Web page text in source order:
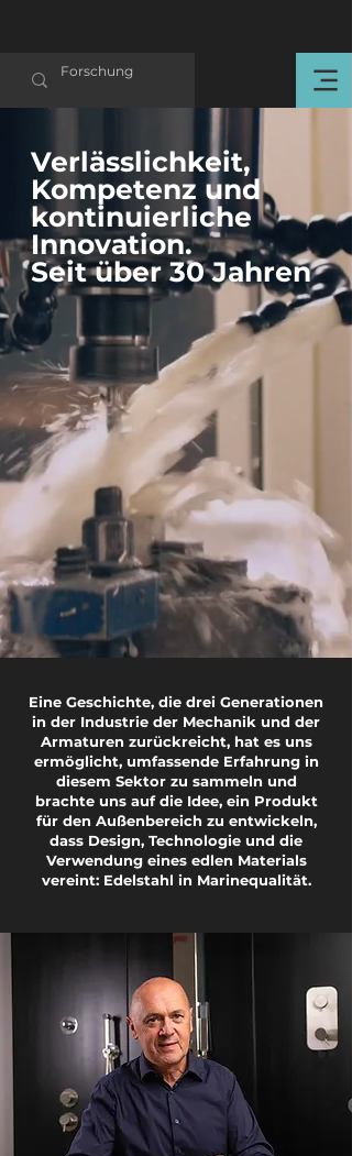
Verlässlichkeit,
Kompetenz und
kontinuierliche
Innovation.
Seit über 30 Jahren
Eine Geschichte, die drei Generationen
in der Industrie der Mechanik und der
Armaturen zurückreicht, hat es uns
ermöglicht, umfassende Erfahrung in
diesem Sektor zu sammeln und
brachte uns auf die Idee, ein Produkt
für den Außenbereich zu entwickeln,
dass Design, Technologie und die
Verwendung eines edlen Materials
vereint: Edelstahl in Marinequalität.